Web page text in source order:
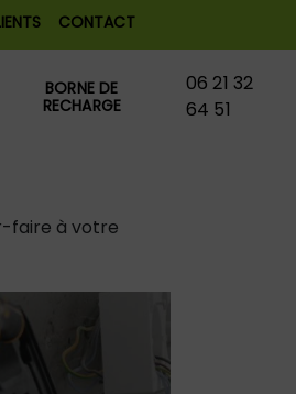
CONTACT
BORNE DE
RECHARGE
06 21 32
64 51
faire à votre